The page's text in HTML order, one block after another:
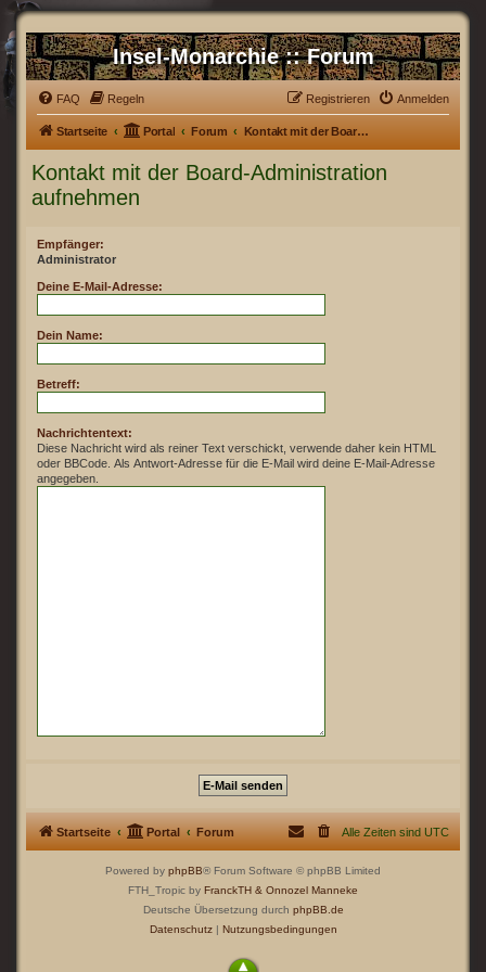
Insel-Monarchie :: Forum
FAQ Regeln Anmelden
Registrieren
Startseite Portal Forum Kontakt mit der Board-Administration aufnehmen
Kontakt mit der Board-Administration
aufnehmen
Empfänger:
Administrator
Deine E-Mail-Adresse:
Dein Name:
Betreff:
Nachrichtentext:
Diese Nachricht wird als reiner Text verschickt, verwende daher kein HTML
oder BBCode. Als Antwort-Adresse für die E-Mail wird deine E-Mail-Adresse
angegeben.
Startseite Portal Forum Alle Zeiten sind UTC
Powered by phpBB® Forum Software © phpBB Limited
FTH_Tropic by FranckTH & Onnozel Manneke
Deutsche Übersetzung durch phpBB.de
Datenschutz| Nutzungsbedingungen